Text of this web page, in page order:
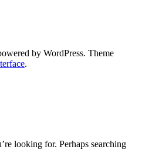
by WordPress. Theme
.
looking for. Perhaps searching